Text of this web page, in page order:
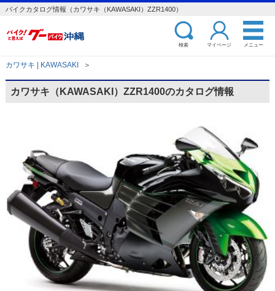
バイクカタログ情報（カワサキ（KAWASAKI）ZZR1400）
検索 マイページ メニュー
カワサキ | KAWASAKI ＞
カワサキ（KAWASAKI）ZZR1400のカタログ情報